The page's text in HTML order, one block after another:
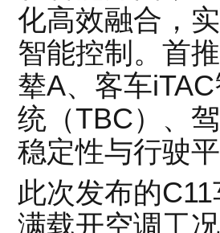
化高效融合，
智能控制。首
辇A、客车
统（TBC）、
稳定性与行驶
此次发布的
满载开空调工